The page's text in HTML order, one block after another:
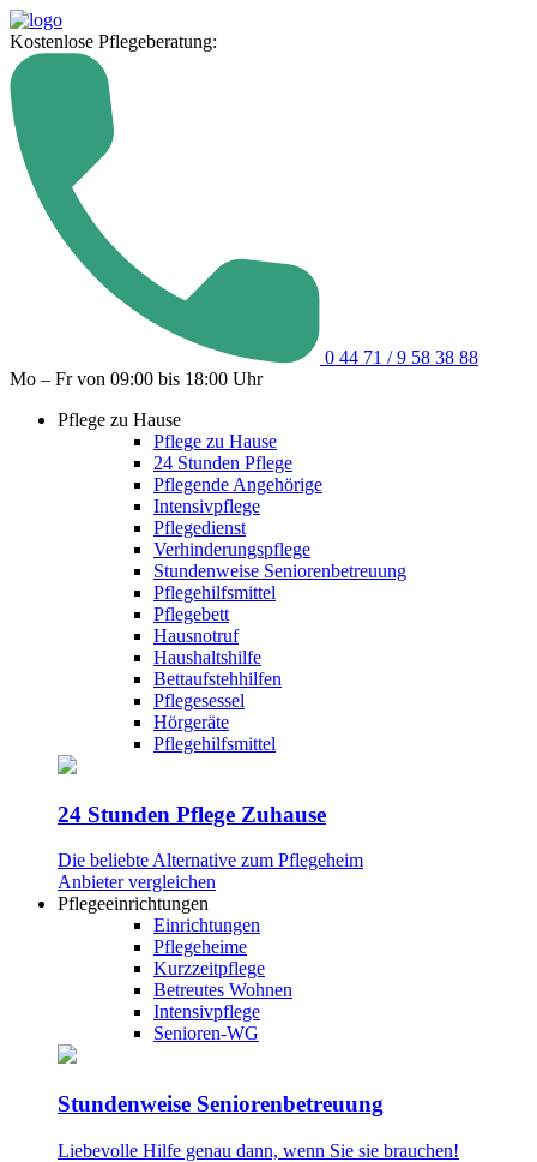
Kostenlose Pflegeberatung:
0 44 71 / 9 58 38 88
Mo – Fr von 09:00 bis 18:00 Uhr
Pflege zu Hause
Pflege zu Hause
24 Stunden Pflege
Pflegende Angehörige
Intensivpflege
Pflegedienst
Verhinderungspflege
Stundenweise Seniorenbetreuung
Pflegehilfsmittel
Pflegebett
Hausnotruf
Haushaltshilfe
Bettaufstehhilfen
Pflegesessel
Hörgeräte
Pflegehilfsmittel
24 Stunden Pflege Zuhause
Die beliebte Alternative zum Pflegeheim
Anbieter vergleichen
Pflegeeinrichtungen
Einrichtungen
Pflegeheime
Kurzzeitpflege
Betreutes Wohnen
Intensivpflege
Senioren-WG
Stundenweise Seniorenbetreuung
Liebevolle Hilfe genau dann, wenn Sie sie brauchen!